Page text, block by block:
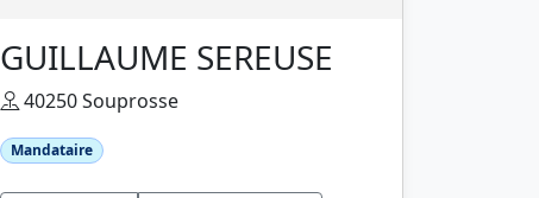
GUILLAUME SEREUSE
40250 Souprosse
Mandataire